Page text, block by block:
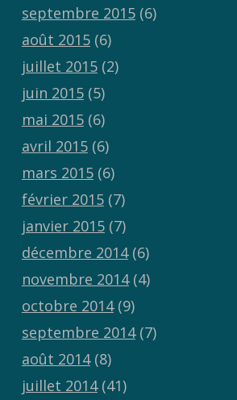
septembre 2015(6)
août 2015(6)
juillet 2015(2)
juin 2015(5)
mai 2015(6)
avril 2015(6)
mars 2015(6)
février 2015(7)
janvier 2015(7)
décembre 2014(6)
novembre 2014(4)
octobre 2014(9)
septembre 2014(7)
août 2014(8)
juillet 2014(41)